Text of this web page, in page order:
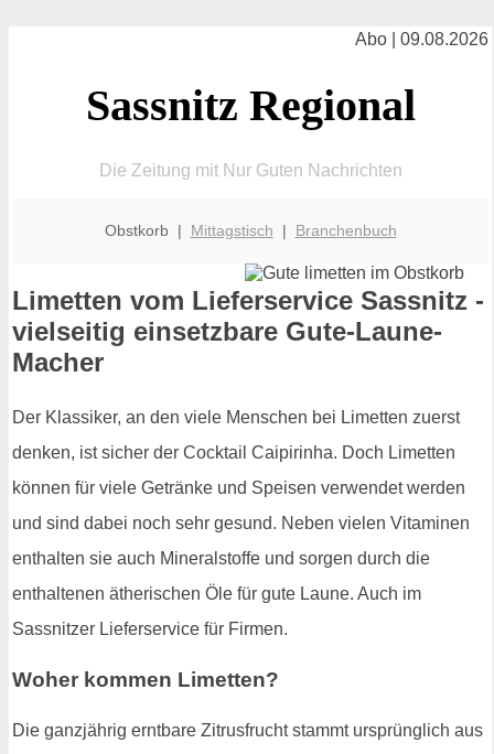
Abo | 09.08.2026
Sassnitz Regional
Die Zeitung mit Nur Guten Nachrichten
Obstkorb | Mittagstisch | Branchenbuch
Limetten vom Lieferservice Sassnitz -
vielseitig einsetzbare Gute-Laune-
Macher
Der Klassiker, an den viele Menschen bei Limetten zuerst
denken, ist sicher der Cocktail Caipirinha. Doch Limetten
können für viele Getränke und Speisen verwendet werden
und sind dabei noch sehr gesund. Neben vielen Vitaminen
enthalten sie auch Mineralstoffe und sorgen durch die
enthaltenen ätherischen Öle für gute Laune. Auch im
Sassnitzer Lieferservice für Firmen.
Woher kommen Limetten?
Die ganzjährig erntbare Zitrusfrucht stammt ursprünglich aus